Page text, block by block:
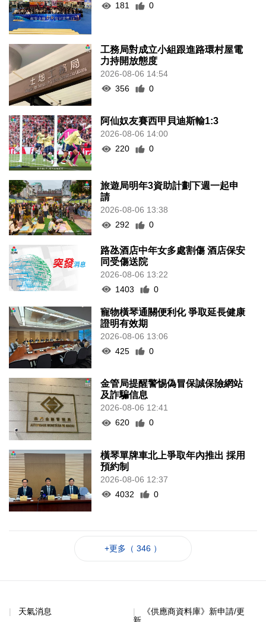
181
0
工務局對成立小組跟進路環村屋電
力持開放態度
2026-08-06 14:54
356
0
阿仙奴友賽西甲貝迪斯輸1:3
2026-08-06 14:00
220
0
旅遊局明年3資助計劃下週一起申
請
2026-08-06 13:38
292
0
路氹酒店中年女多處割傷 酒店保安
同受傷送院
2026-08-06 13:22
1403
0
寵物橫琴通關便利化 爭取延長健康
證明有效期
2026-08-06 13:06
425
0
金管局提醒警惕偽冒保誠保險網站
及詐騙信息
2026-08-06 12:41
620
0
橫琴單牌車北上爭取年內推出 採用
預約制
2026-08-06 12:37
4032
0
+更多（ 346 ）
天氣消息
《供應商資料庫》新申請/更